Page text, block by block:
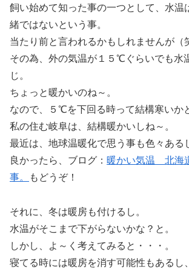
飼い始めて知った事の一つとして、水温
緒ではないという事。
当たり前と言われるかもしれませんが（
その為、外の気温が１５℃ぐらいでも水
じ。
ちょっと暖かいのね～。
なので、５℃を下回る時って結構寒いか
私の住む岐阜は、結構暖かいしね～。
最近は、地球温暖化で思う事も色々ある
良かったら、ブログ： 暖かい気温 北海
事。
もどうぞ！
それに、冬は暖房も付けるし。
水温がそこまで下がらないかな？と。
しかし、よ～く考えてみると・・・。
寝てる時には暖房を消す可能性もあるし